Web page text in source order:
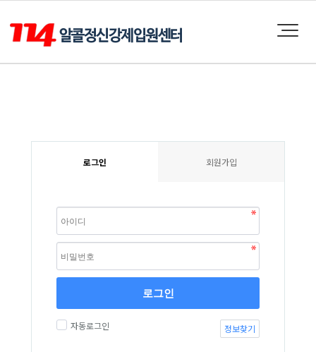
로그인 회원가입
로그인
자동로그인 정보찾기